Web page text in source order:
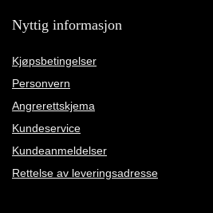
Nyttig informasjon
Kjøpsbetingelser
Personvern
Angrerettskjema
Kundeservice
Kundeanmeldelser
Rettelse av leveringsadresse